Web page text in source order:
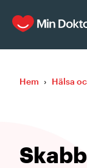
Hem › Hälsa
Skabb